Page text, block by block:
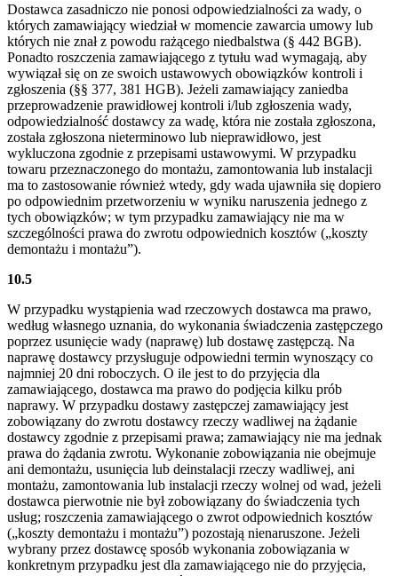
Dostawca zasadniczo nie ponosi odpowiedzialności za wady, o
których zamawiający wiedział w momencie zawarcia umowy lub
których nie znał z powodu rażącego niedbalstwa (§ 442 BGB).
Ponadto roszczenia zamawiającego z tytułu wad wymagają, aby
wywiązał się on ze swoich ustawowych obowiązków kontroli i
zgłoszenia (§§ 377, 381 HGB). Jeżeli zamawiający zaniedba
przeprowadzenie prawidłowej kontroli i/lub zgłoszenia wady,
odpowiedzialność dostawcy za wadę, która nie została zgłoszona,
została zgłoszona nieterminowo lub nieprawidłowo, jest
wykluczona zgodnie z przepisami ustawowymi. W przypadku
towaru przeznaczonego do montażu, zamontowania lub instalacji
ma to zastosowanie również wtedy, gdy wada ujawniła się dopiero
po odpowiednim przetworzeniu w wyniku naruszenia jednego z
tych obowiązków; w tym przypadku zamawiający nie ma w
szczególności prawa do zwrotu odpowiednich kosztów („koszty
demontażu i montażu”).
10.5
W przypadku wystąpienia wad rzeczowych dostawca ma prawo,
według własnego uznania, do wykonania świadczenia zastępczego
poprzez usunięcie wady (naprawę) lub dostawę zastępczą. Na
naprawę dostawcy przysługuje odpowiedni termin wynoszący co
najmniej 20 dni roboczych. O ile jest to do przyjęcia dla
zamawiającego, dostawca ma prawo do podjęcia kilku prób
naprawy. W przypadku dostawy zastępczej zamawiający jest
zobowiązany do zwrotu dostawcy rzeczy wadliwej na żądanie
dostawcy zgodnie z przepisami prawa; zamawiający nie ma jednak
prawa do żądania zwrotu. Wykonanie zobowiązania nie obejmuje
ani demontażu, usunięcia lub deinstalacji rzeczy wadliwej, ani
montażu, zamontowania lub instalacji rzeczy wolnej od wad, jeżeli
dostawca pierwotnie nie był zobowiązany do świadczenia tych
usług; roszczenia zamawiającego o zwrot odpowiednich kosztów
(„koszty demontażu i montażu”) pozostają nienaruszone. Jeżeli
wybrany przez dostawcę sposób wykonania zobowiązania w
konkretnym przypadku jest dla zamawiającego nie do przyjęcia,